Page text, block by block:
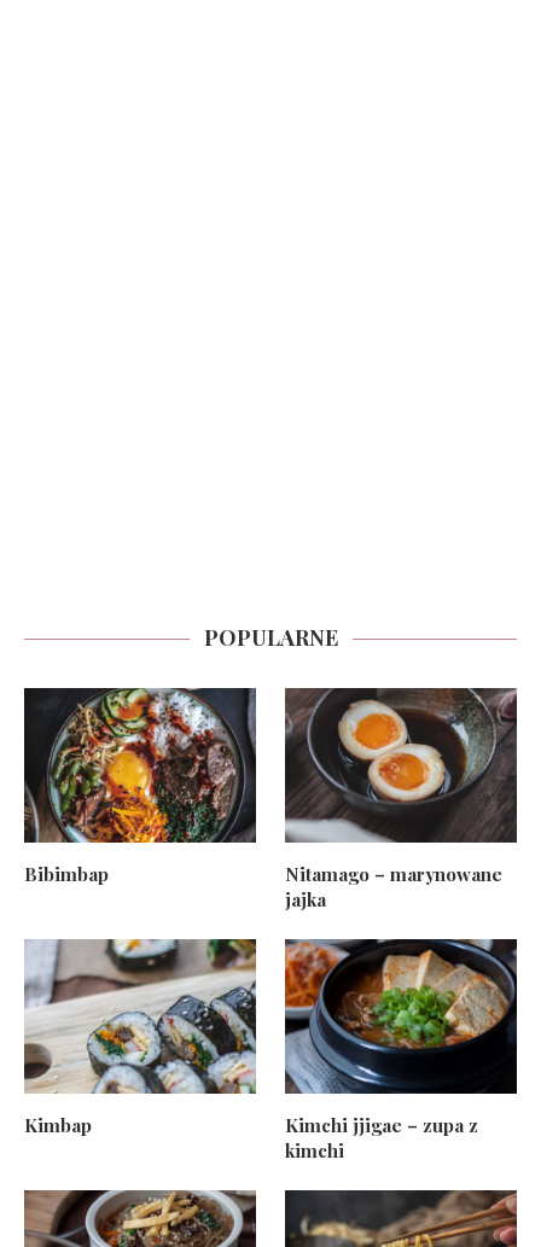
POPULARNE
Bibimbap
Nitamago – marynowane
jajka
Kimbap
Kimchi jjigae – zupa z
kimchi